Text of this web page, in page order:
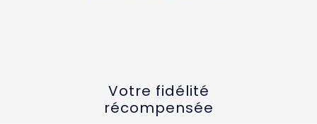
Votre fidélité
récompensée